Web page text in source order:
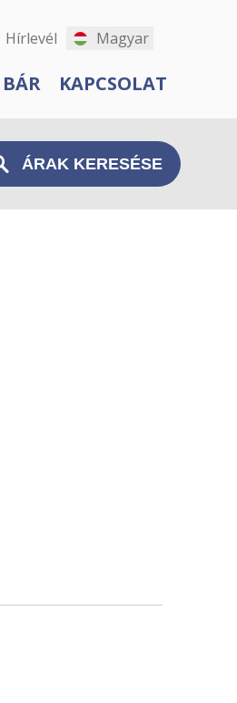
Hírlevél Magyar
KAPCSOLAT